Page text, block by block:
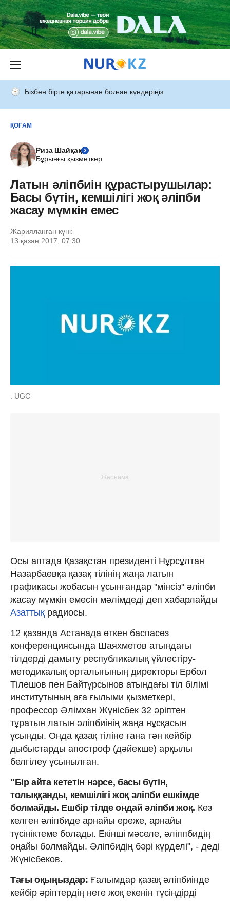
Бізбен бірге қатарынан болған күндеріңіз
ҚОҒАМ
Риза Шайқақ
Бұрынғы қызметкер
Латын әліпбиін құрастырушылар:
Басы бүтін, кемшілігі жоқ әліпби
жасау мүмкін емес
Жарияланған күні:
13 қазан 2017, 07:30
: UGC
Осы аптада Қазақстан президенті Нұрсұлтан
Назарбаевқа қазақ тілінің жаңа латын
графикасы жобасын ұсынғандар "мінсіз" әліпби
жасау мүмкін емесін мәлімдеді деп хабарлайды
Азаттық радиосы.
12 қазанда Астанада өткен баспасөз
конференциясында Шаяхметов атындағы
тілдерді дамыту республикалық үйлестіру-
методикалық орталығының директоры Ербол
Тілешов пен Байтұрсынов атындағы тіл білімі
институтының аға ғылыми қызметкері,
профессор Әлімхан Жүнісбек 32 әріптен
тұратын латын әліпбиінің жаңа нұсқасын
ұсынды. Онда қазақ тіліне ғана тән кейбір
дыбыстарды апостроф (дәйекше) арқылы
белгілеу ұсынылған.
"Бір айта кететін нәрсе, басы бүтін,
толыққанды, кемшілігі жоқ әліпби ешкімде
болмайды. Ешбір тілде ондай әліпби жоқ. Кез
келген әліпбиде арнайы ереже, арнайы
түсініктеме болады. Екінші мәселе, әліппбидің
оңайы болмайды. Әліпбидің бәрі күрделі", - деді
Жүнісбеков.
Тағы оқыңыздар: Ғалымдар қазақ әліпбиінде
кейбір әріптердің неге жоқ екенін түсіндірді